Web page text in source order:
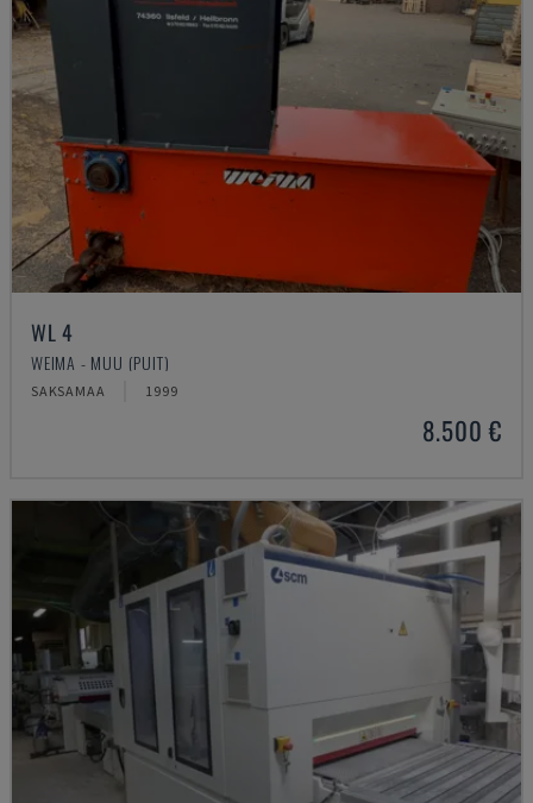
WL 4
WEIMA - MUU (PUIT)
SAKSAMAA 1999
8.500 €